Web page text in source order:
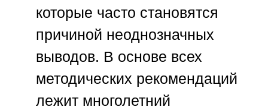
которые часто становятся
причиной неоднозначных
выводов. В основе всех
методических рекомендаций
лежит многолетний